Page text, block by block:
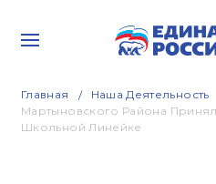
Главная Наша Деятельность
Мартыновского Района
Школьной Линейке